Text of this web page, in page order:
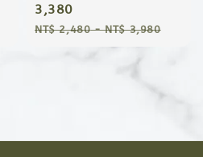
price
3,380
Regular
NT$ 2,480-NT$ 3,980